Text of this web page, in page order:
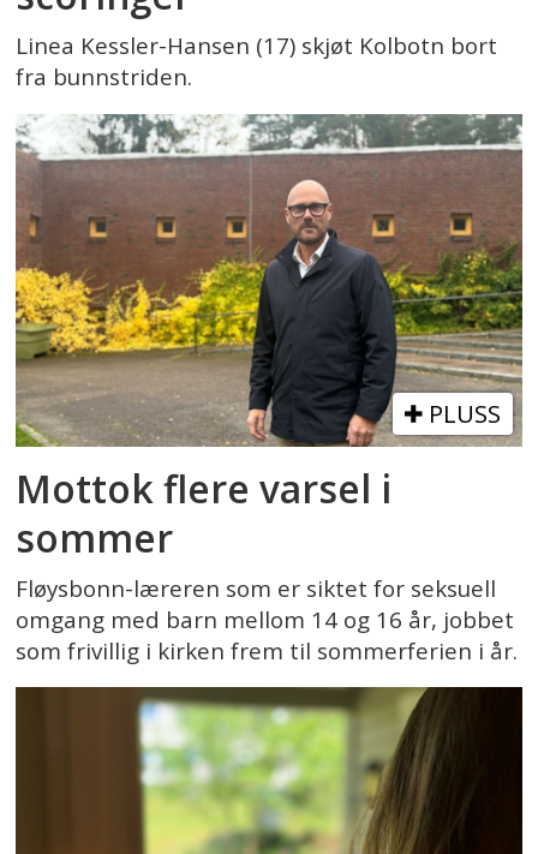
Linea Kessler-Hansen (17) skjøt Kolbotn bort
fra bunnstriden.
PLUSS
Mottok flere varsel i
sommer
Fløysbonn-læreren som er siktet for seksuell
omgang med barn mellom 14 og 16 år, jobbet
som frivillig i kirken frem til sommerferien i år.